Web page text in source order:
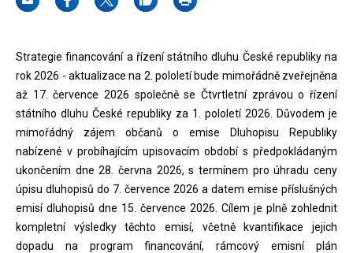
Strategie financování a řízení státního dluhu České republiky na
rok 2026 - aktualizace na 2. pololetí bude mimořádně zveřejněna
až 17. července 2026 společně se Čtvrtletní zprávou o řízení
státního dluhu České republiky za 1. pololetí 2026. Důvodem je
mimořádný zájem občanů o emise Dluhopisu Republiky
nabízené v probíhajícím upisovacím období s předpokládaným
ukončením dne 28. června 2026, s termínem pro úhradu ceny
úpisu dluhopisů do 7. července 2026 a datem emise příslušných
emisí dluhopisů dne 15. července 2026. Cílem je plně zohlednit
kompletní výsledky těchto emisí, včetně kvantifikace jejich
dopadu na program financování, rámcový emisní plán